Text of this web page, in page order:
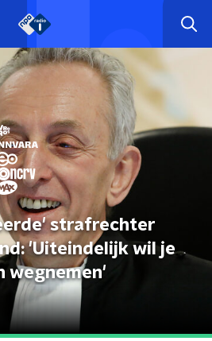
strafrechter
'Uiteindelijk wil je
wegnemen'